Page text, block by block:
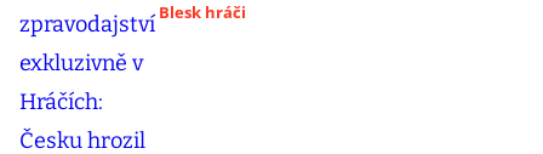
Blesk hráči